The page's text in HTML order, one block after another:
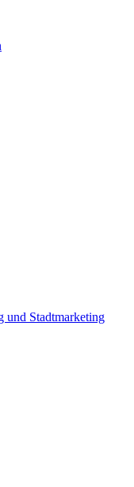
und Stadtmarketing